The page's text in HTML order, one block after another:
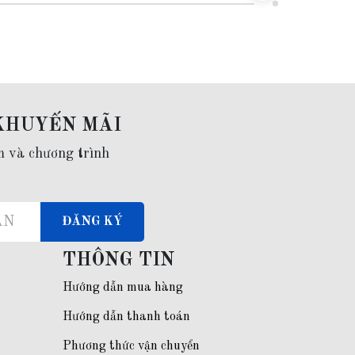
MÃI
và chương trình
ĐĂNG KÝ
THÔNG TIN
Hướng dẫn mua hàng
Hướng dẫn thanh toán
Phương thức vận chuyển